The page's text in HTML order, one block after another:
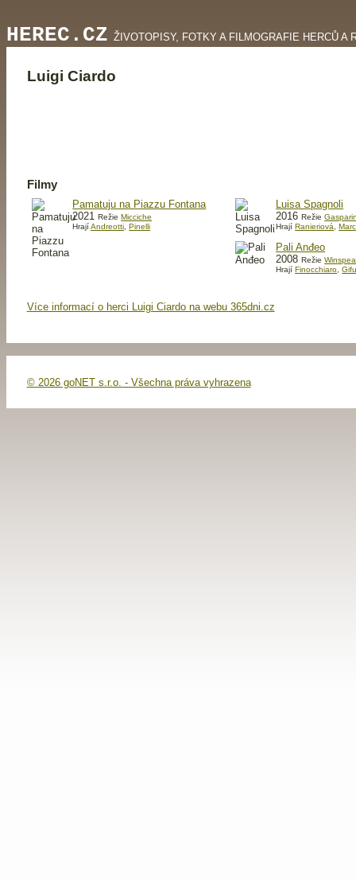
HEREC.CZ ŽIVOTOPISY, FOTKY A FILMOGRAFIE HERCŮ A
Luigi Ciardo
Filmy
Pamatuju na Piazzu Fontana
2021RežieMicciche
HrajíAndreotti ,Pinelli
Luisa Spagnoli
2016Režie
HrajíRanieriová ,
Pali Anđeo
2008Režie
HrajíFinocchiaro ,
Více informací o herci Luigi Ciardo na webu 365dni.cz
© 2026 goNET s.r.o. - Všechna práva vyhrazena